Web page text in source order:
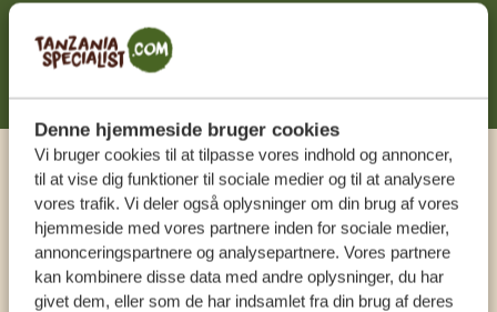
Denne hjemmeside bruger cookies
Vi bruger cookies til at tilpasse vores indhold og annoncer,
til at vise dig funktioner til sociale medier og til at analysere
vores trafik. Vi deler også oplysninger om din brug af vores
hjemmeside med vores partnere inden for sociale medier,
annonceringspartnere og analysepartnere. Vores partnere
kan kombinere disse data med andre oplysninger, du har
givet dem, eller som de har indsamlet fra din brug af deres
DIN DRØMMEREJSE VENTER – START
PLANLÆGNINGEN NU
Ring til en ekspert
VORES SPECIALISTER SIDDER KLAR TIL AT
HJÆLPE DIG